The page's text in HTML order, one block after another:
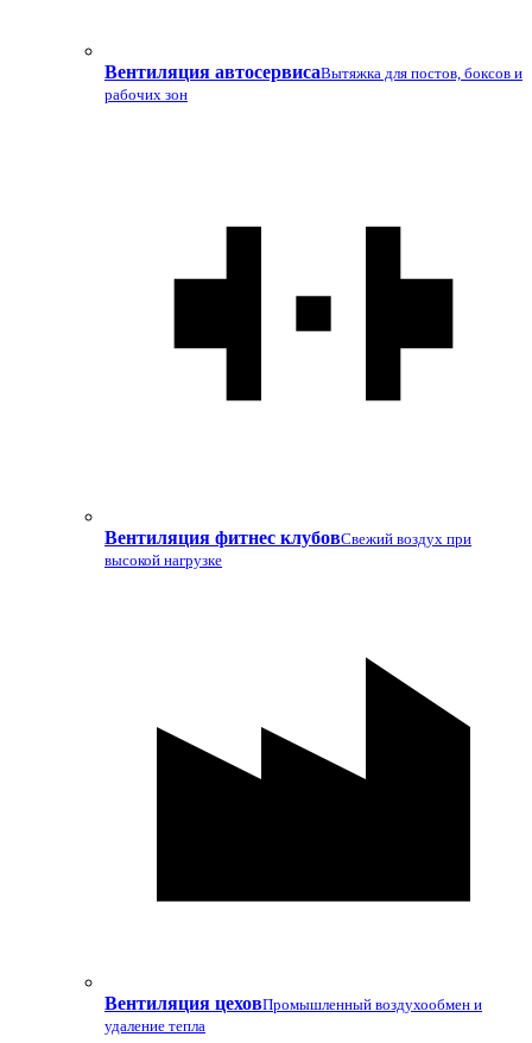
Вентиляция автосервисаВытяжка для постов, боксов и
рабочих зон
Вентиляция фитнес клубовСвежий воздух при
высокой нагрузке
Вентиляция цеховПромышленный воздухообмен и
удаление тепла